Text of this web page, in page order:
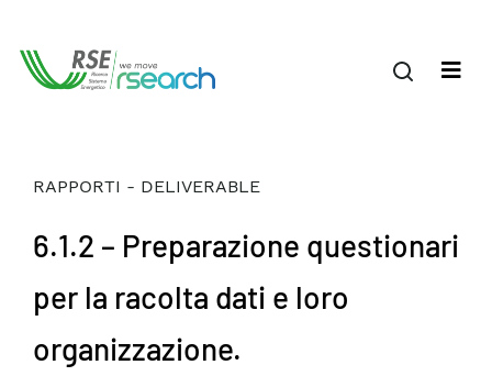
RAPPORTI - DELIVERABLE
6.1.2 – Preparazione questionari
per la racolta dati e loro
organizzazione.